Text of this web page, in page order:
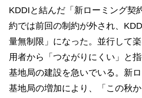
KDDIと結んだ「新ローミング契
約では前回の制約が外され、
量無制限」になった。並行して
用者から「つながりにくい」と
基地局の建設を急いでいる。新
基地局の増加により、「この秋